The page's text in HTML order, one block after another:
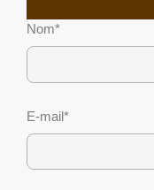
Nom*
E-mail*